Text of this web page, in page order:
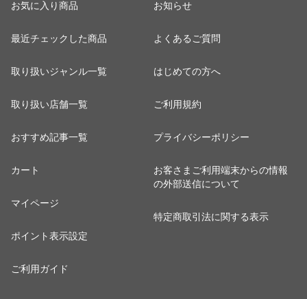
お気に入り商品
最近チェックした商品
取り扱いジャンル一覧
取り扱い店舗一覧
おすすめ記事一覧
カート
マイページ
ポイント表示設定
ご利用ガイド
お知らせ
よくあるご質問
はじめての方へ
ご利用規約
プライバシーポリシー
お客さまご利用端末からの情報
の外部送信について
特定商取引法に関する表示